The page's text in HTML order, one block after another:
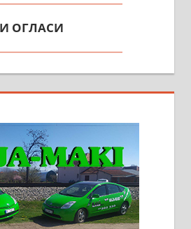
Две одвојене
централно
74-023
опремљену
путу, на
око 7 ари.
063/102-35-25